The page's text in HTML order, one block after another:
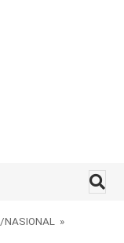
/NASIONAL »